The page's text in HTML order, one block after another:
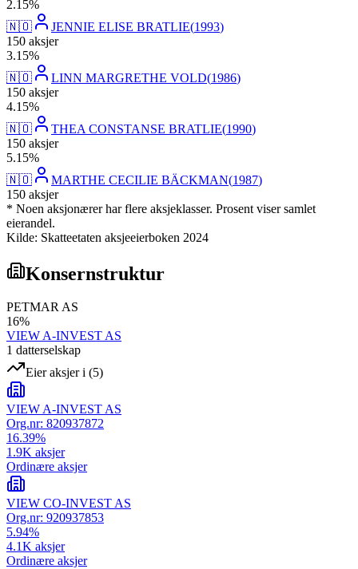
2.15%
🇳🇴
JENNIE ELISE BRATLIE(1993)
150 aksjer
3.15%
🇳🇴
LINN MARGRETHE VOLD(1986)
150 aksjer
4.15%
🇳🇴
THEA CONSTANSE BRATLIE(1990)
150 aksjer
5.15%
🇳🇴
MARTHE CECILIE BÄCKMAN(1987)
150 aksjer
* Noen aksjonærer har flere aksjeklasser. Prosent viser samlet
eierandel.
Kilde: Skatteetaten aksjeeierboken 2024
Konsernstruktur
PETMAR AS
16%
VIEW A-INVEST AS
1 datterselskap
Eier aksjer i (5)
VIEW A-INVEST AS
Org.nr: 820937872
16.39%
1.9K aksjer
Ordinære aksjer
VIEW CO-INVEST AS
Org.nr: 920937853
5.94%
4.1K aksjer
Ordinære aksjer